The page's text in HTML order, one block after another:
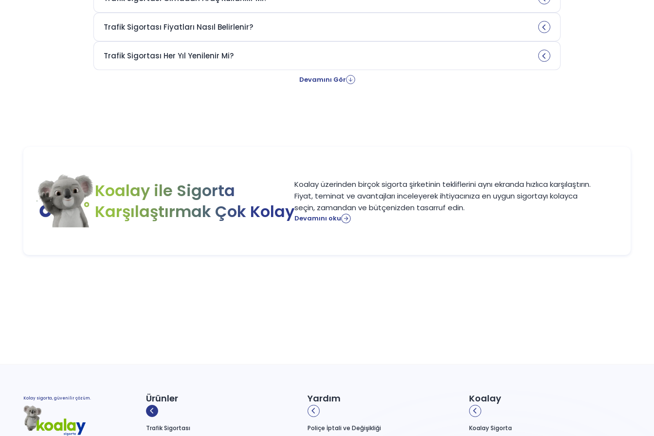
yenileme işlemlerini tamamlayarak olası sorunların önüne geçebilirsiniz.
Birçok sürücü son günlerde işlem yaptığı için yüksek fiyatlarla karşılaşabiliyor. Oysa erken dönemlerde yapılan araştırmalar sayesinde çok daha avantajlı
teklifler bulmak mümkündür. Özellikle kampanya dönemlerinde yapılan yenilemeler ciddi maliyet avantajı sağlayabilir.
Koalay üzerinden gerçekleştireceğiniz işlemler sayesinde farklı şirketlerin sunduğu yenileme tekliflerini karşılaştırabilir ve size en uygun seçeneği
belirleyebilirsiniz. Böylece hem zaman kazanır hem de bütçenizi koruyabilirsiniz.
Trafik sigortası yenileme sürecinde mevcut poliçenizin kapsamını incelemek de önemlidir. Çünkü ihtiyaçlarınıza göre daha geniş teminatlar sunan
Koalay ile yapacağınız karşılaştırmalar sayesinde yalnızca uygun fiyatlı değil, aynı zamanda kapsamlı koruma sağlayan poliçeleri de
değerlendirebilirsiniz. Böylece olası risklere karşı daha hazırlıklı olabilir ve güvenli şekilde araç kullanmaya devam edebilirsiniz.
Doğru sigorta seçimi yalnızca yasal zorunlulukları yerine getirmek anlamına gelmez. Aynı zamanda sizi maddi yükümlülüklerden koruyan güçlü bir
güvence sistemi oluşturur. Bu nedenle poliçe seçimi yaparken detaylı analiz yapmak her zaman büyük önem taşır.
Trafik Sigortası Fiyatları Nasıl Belirlenir?
Trafik Sigortası Her Yıl Yenilenir Mi?
Devamını Gör
Koalay ile Sigorta
Karşılaştırmak Çok Kolay
Koalay üzerinden birçok sigorta şirketinin tekliflerini aynı ekranda hızlıca karşılaştırın.
Fiyat, teminat ve avantajları inceleyerek ihtiyacınıza en uygun sigortayı kolayca
seçin, zamandan ve bütçenizden tasarruf edin.
Devamını oku
Kolay sigorta, güvenilir çözüm. Ürünler
Trafik Sigortası
Yardım
Poliçe İptali ve Değişikliği
Koalay
Koalay Sigorta